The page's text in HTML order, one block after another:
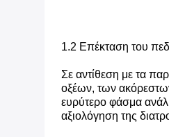
1.2 Επέκταση του
Σε αντίθεση με τα
οξέων, των
ευρύτερο φάσμα
αξιολόγηση της